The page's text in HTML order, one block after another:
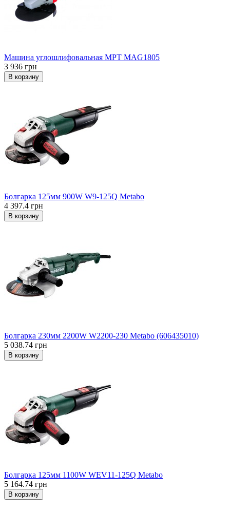
Машина углошлифовальная MPT МAG1805
3 936 грн
В корзину
Болгарка 125мм 900W W9-125Q Metabo
4 397.4 грн
В корзину
Болгарка 230мм 2200W W2200-230 Metabo (606435010)
5 038.74 грн
В корзину
Болгарка 125мм 1100W WEV11-125Q Metabo
5 164.74 грн
В корзину